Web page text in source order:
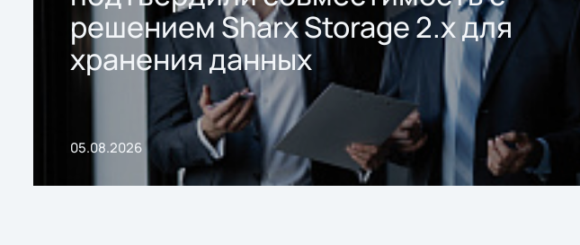
решением Sharx Storage 2.x для
хранения данных
05.08.2026